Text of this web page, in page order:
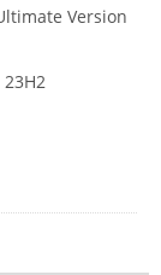
Version